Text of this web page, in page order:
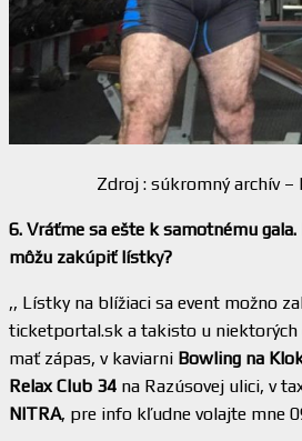
Zdroj : súkromný archív
6. Vráťme sa ešte k samotnému
môžu zakúpiť lístky?
,, Lístky na blížiaci sa event možno
ticketportal.sk a takisto u
mať zápas, v kaviarni Bowling na
Relax Club 34 na Razúsovej ulici, v
NITRA, pre info kľudne volajte mne